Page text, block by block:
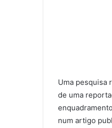
Uma pesquisa
de uma
num artigo